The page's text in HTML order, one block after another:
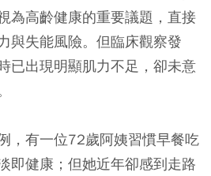
為高齡健康的重要議題，直接
與失能風險。但臨床觀察發
已出現明顯肌力不足，卻未意
，有一位72歲阿姨習慣早餐吃
即健康；但她近年卻感到走路